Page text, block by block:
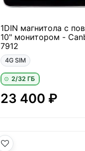
1DIN магнитола с
10" монитором -
7912
4G SIM
2/32 ГБ
23 400 ₽